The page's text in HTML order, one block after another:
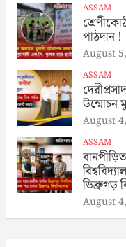
ASSAM
পাঠদান !
August
ASSAM
উন্মোচন
August
ASSAM
ডিব্ৰুগড়
August